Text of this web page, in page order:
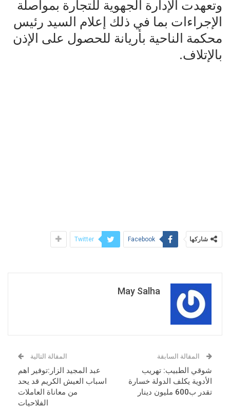
وتعهدت الإدارة الجهوية للتجارة بمواصلة
الإجراءات بما في ذلك إعلام السيد رئيس
محكمة الناحية بأريانة للحصول على الإذن
بالإتلاف.
شاركها Facebook
Twitter
May Salha
المقالة السابقة
شوقي الطبيب: تهريب
الأدوية يكلف الدولة خسارة
تقدر ب600 مليون دينار
المقالة التالية
عبد المجيد الزار:توفير اهم
اسباب العيش الكريم قد يحد
من معاناة العاملات
الفلاحيات